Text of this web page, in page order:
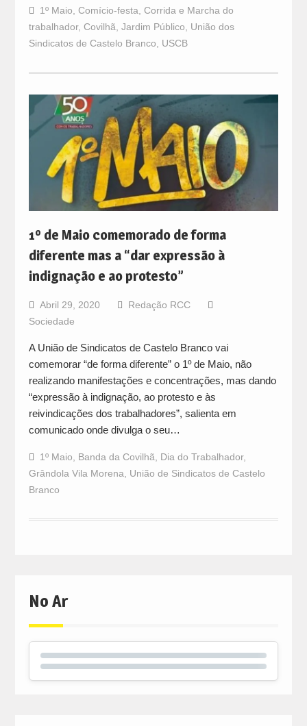
1º Maio Comício-festa Corrida e Marcha do
trabalhador, Covilhã Jardim Público
União dos
Sindicatos de Castelo Branco
USCB
1º de Maio comemorado de forma
diferente mas a “dar expressão à
indignação e ao protesto”
Abril 29, 2020
Redação RCC
Sociedade
A União de Sindicatos de Castelo Branco vai
comemorar “de forma diferente” o 1º de Maio, não
realizando manifestações e concentrações, mas dando
“expressão à indignação, ao protesto e às
reivindicações dos trabalhadores”, salienta em
comunicado onde divulga o seu…
1º Maio Banda da Covilhã Dia do Trabalhador,
Grândola Vila Morena
União de Sindicatos de Castelo
Branco
No Ar